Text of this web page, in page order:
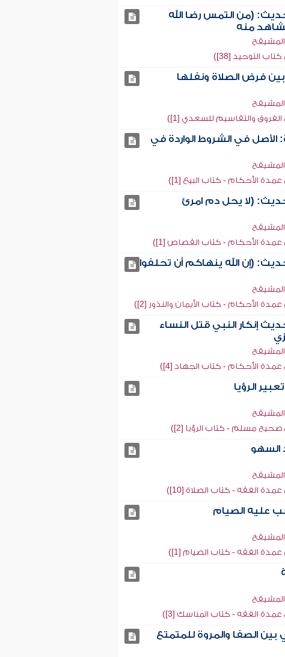
(من التمس رضا الله
منه
التوحيد [38])
بين فرض الصلاة ونفلها
والتقاسيم للسعدي [1])
الأصل في الشروط الواردة في
الأحكام - كتاب البيع [1])
(لا يحل دم امرئ
الأحكام - كتاب القصاص [1])
(إن الله ينهاكم أن تحلفوا
الأحكام - كتاب الأيمان والنذور [2])
إنكار النبي قتل النساء
الأحكام - كتاب الجهاد [4])
الرؤيا
مسلم - كتاب الرؤيا [2])
الفقه - كتاب الصلاة [10])
عليه الصيام
الفقه - كتاب الصيام [1])
الفقه - كتاب المناسك [3])
بين الصفا والمروة للمتمتع